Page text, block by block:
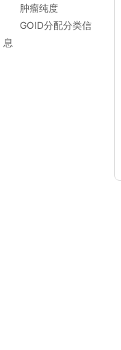
肿瘤纯度
GOID分配分类信
息